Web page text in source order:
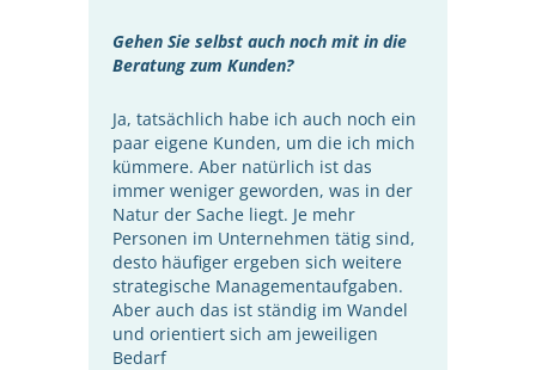
Gehen Sie selbst auch noch mit in die
Beratung zum Kunden?
Ja, tatsächlich habe ich auch noch ein
paar eigene Kunden, um die ich mich
kümmere. Aber natürlich ist das
immer weniger geworden, was in der
Natur der Sache liegt. Je mehr
Personen im Unternehmen tätig sind,
desto häufiger ergeben sich weitere
strategische Managementaufgaben.
Aber auch das ist ständig im Wandel
und orientiert sich am jeweiligen
Bedarf